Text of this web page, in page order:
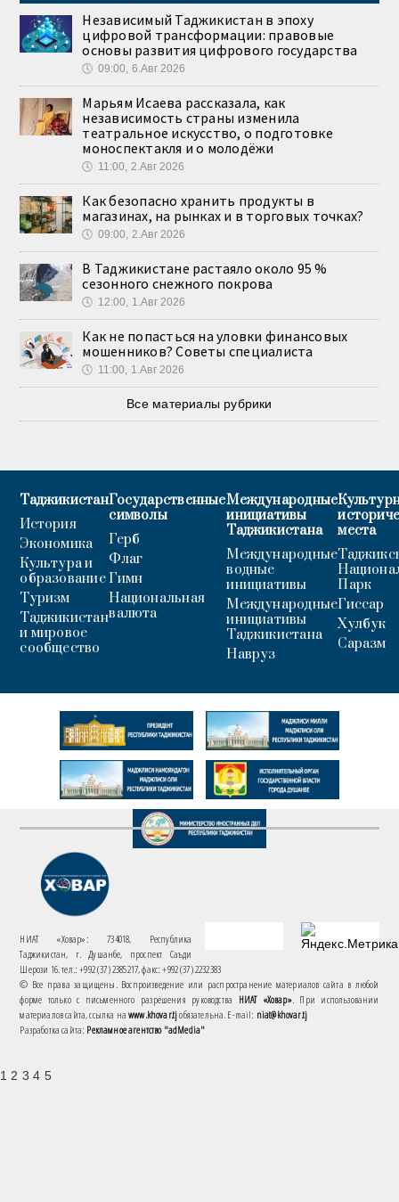
Независимый Таджикистан в эпоху
цифровой трансформации: правовые
основы развития цифрового государства
🕔 09:00, 6.Авг 2026
Марьям Исаева рассказала, как
независимость страны изменила
театральное искусство, о подготовке
моноспектакля и о молодёжи
🕔 11:00, 2.Авг 2026
Как безопасно хранить продукты в
магазинах, на рынках и в торговых точках?
🕔 09:00, 2.Авг 2026
В Таджикистане растаяло около 95 %
сезонного снежного покрова
🕔 12:00, 1.Авг 2026
Как не попасться на уловки финансовых
мошенников? Советы специалиста
🕔 11:00, 1.Авг 2026
Все материалы рубрики
Таджикистан
История
Экономика
Культура и
образование
Туризм
Таджикистан
и мировое
сообщество
Государственные
символы
Герб
Флаг
Гимн
Национальная
валюта
Международные
инициативы
Таджикистана
Международные
водные
инициативы
Международные
инициативы
Таджикистана
Навруз
места
Парк
Гиссар
Хулбук
Саразм
НИАТ «Ховар»: 734018, Республика
Таджикистан, г. Душанбе, проспект Саъди
Шерози 16. тел.: +992 (37) 2385217, факс: +992 (37) 2232383
© Все права защищены. Воспроизведение или распространение материалов сайта в любой
форме только с письменного разрешения руководства НИАТ «Ховар». При использовании
материалов сайта, ссылка наwww.khovar.tjобязательна. E-mail: niat@khovar.tj
Разработка сайта: Рекламное агентство "adMedia"
1 2 3 4 5